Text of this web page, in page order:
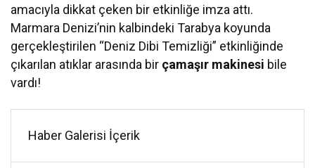
amacıyla dikkat çeken bir etkinliğe imza attı.
Marmara Denizi’nin kalbindeki Tarabya koyunda
gerçekleştirilen “Deniz Dibi Temizliği” etkinliğinde
çıkarılan atıklar arasında bir çamaşır makinesi bile
vardı!
Haber Galerisi İçerik